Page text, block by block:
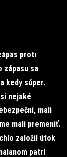
proti
zápasu sa
kedy súper.
nejaké
mali
mali premeniť.
založil útok
patrí